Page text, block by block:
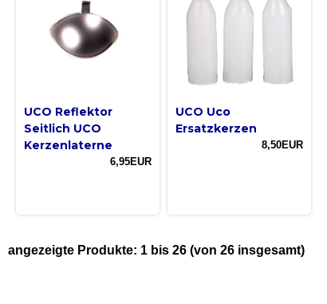
UCO Reflektor
Seitlich UCO
Kerzenlaterne
6,95EUR
UCO Uco
Ersatzkerzen
8,50EUR
angezeigte Produkte: 1 bis 26 (von 26 insgesamt)